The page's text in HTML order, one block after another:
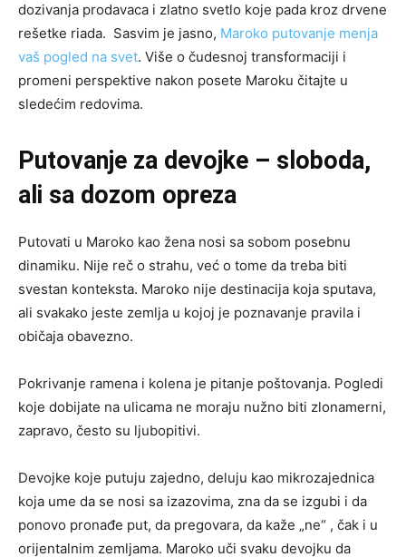
dozivanja prodavaca i zlatno svetlo koje pada kroz drvene
rešetke riada. Sasvim je jasno, Maroko putovanje menja
vaš pogled na svet. Više o čudesnoj transformaciji i
promeni perspektive nakon posete Maroku čitajte u
sledećim redovima.
Putovanje za devojke – sloboda,
ali sa dozom opreza
Putovati u Maroko kao žena nosi sa sobom posebnu
dinamiku. Nije reč o strahu, već o tome da treba biti
svestan konteksta. Maroko nije destinacija koja sputava,
ali svakako jeste zemlja u kojoj je poznavanje pravila i
običaja obavezno.
Pokrivanje ramena i kolena je pitanje poštovanja. Pogledi
koje dobijate na ulicama ne moraju nužno biti zlonamerni,
zapravo, često su ljubopitivi.
Devojke koje putuju zajedno, deluju kao mikrozajednica
koja ume da se nosi sa izazovima, zna da se izgubi i da
ponovo pronađe put, da pregovara, da kaže „ne“ , čak i u
orijentalnim zemljama. Maroko uči svaku devojku da